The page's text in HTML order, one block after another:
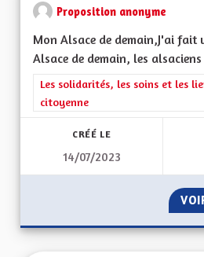
Proposition anonyme
Mon Alsace de demain,J'ai fait
Alsace de demain, les
Filtrer les résultats de la
Les solidarités, les soins et les
citoyenne
CRÉÉ LE
14/07/2023